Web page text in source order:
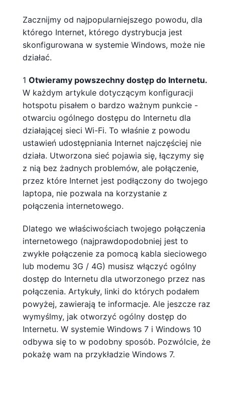
Zacznijmy od najpopularniejszego powodu, dla
którego Internet, którego dystrybucja jest
skonfigurowana w systemie Windows, może nie
działać.
1 Otwieramy powszechny dostęp do Internetu.
W każdym artykule dotyczącym konfiguracji
hotspotu pisałem o bardzo ważnym punkcie -
otwarciu ogólnego dostępu do Internetu dla
działającej sieci Wi-Fi. To właśnie z powodu
ustawień udostępniania Internet najczęściej nie
działa. Utworzona sieć pojawia się, łączymy się
z nią bez żadnych problemów, ale połączenie,
przez które Internet jest podłączony do twojego
laptopa, nie pozwala na korzystanie z
połączenia internetowego.
Dlatego we właściwościach twojego połączenia
internetowego (najprawdopodobniej jest to
zwykłe połączenie za pomocą kabla sieciowego
lub modemu 3G / 4G) musisz włączyć ogólny
dostęp do Internetu dla utworzonego przez nas
połączenia. Artykuły, linki do których podałem
powyżej, zawierają te informacje. Ale jeszcze raz
wymyślmy, jak otworzyć ogólny dostęp do
Internetu. W systemie Windows 7 i Windows 10
odbywa się to w podobny sposób. Pozwólcie, że
pokażę wam na przykładzie Windows 7.